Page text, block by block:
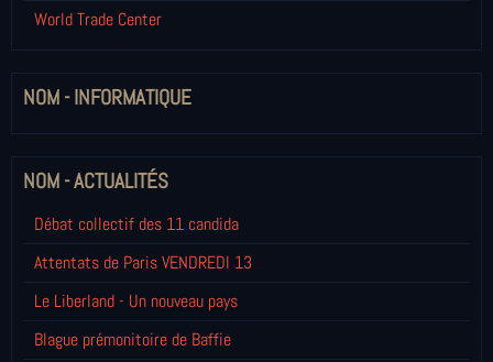
World Trade Center
NOM - INFORMATIQUE
NOM - ACTUALITÉS
Débat collectif des 11 candida
Attentats de Paris VENDREDI 13
Le Liberland - Un nouveau pays
Blague prémonitoire de Baffie